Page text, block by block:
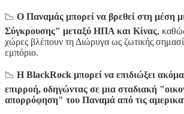
📉 Ο Παναμάς μπορεί να βρεθεί στη μέση
Σύγκρουσης" μεταξύ ΗΠΑ και Κίνας,
χώρες βλέπουν τη Διώρυγα ως ζωτικής
εμπόριο.
📉 Η BlackRock μπορεί να επιδιώξει
επιρροή, οδηγώντας σε μια σταδιακή
απορρόφηση" του Παναμά από τις